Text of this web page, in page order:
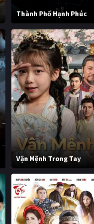
Thành Phố Hạnh Phúc
Vận Mệnh Trong Tay